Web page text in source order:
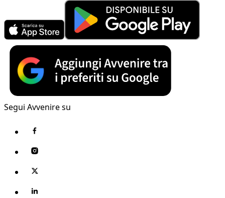
Segui Avvenire su